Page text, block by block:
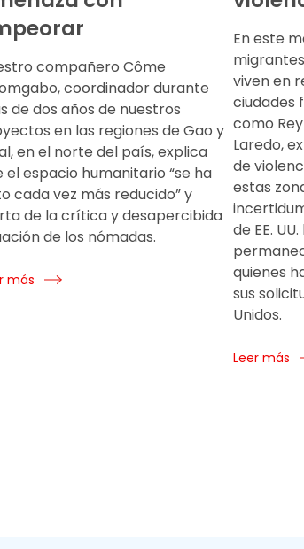
compañero Côme
coordinador durante
de dos años de nuestros
en las regiones de Gao y
en el norte del país, explica
el espacio humanitario “se ha
cada vez más reducido” y
de la crítica y desapercibida
de los nómadas.
más
En este
viven en
ciudades
como
Laredo,
de
estas
de EE.
quienes
sus
Unidos.
Leer más